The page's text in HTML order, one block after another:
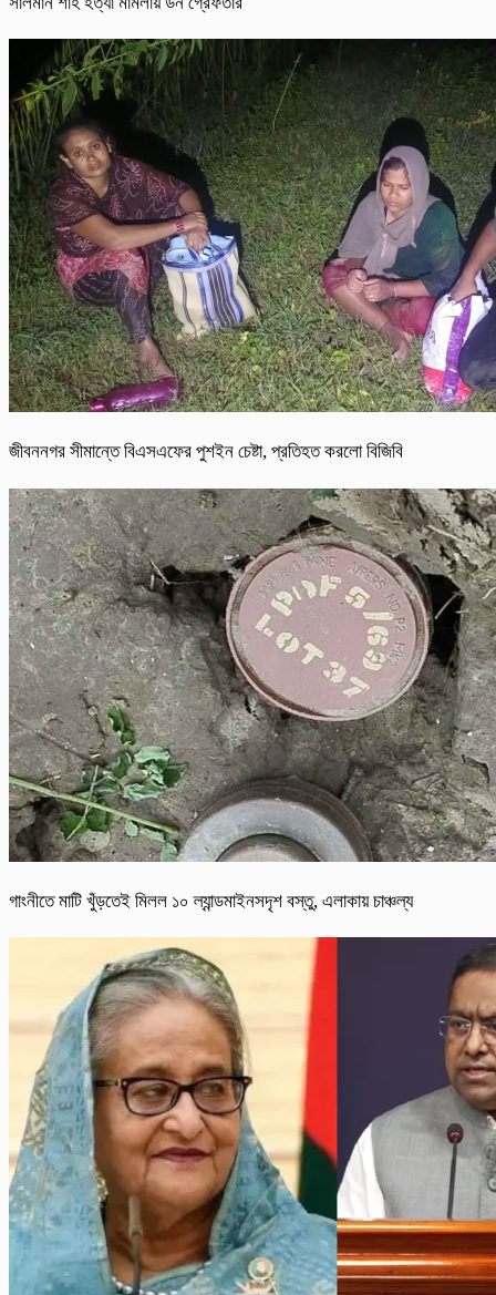
জীবননগর সীমান্তে বিএসএফের পুশইন চেষ্টা, প্রতিহত করলো বিজিবি
গাংনীতে মাটি খুঁড়তেই মিলল ১০ ল্যান্ডমাইনসদৃশ বস্তু, এলাকায় চাঞ্চল্য